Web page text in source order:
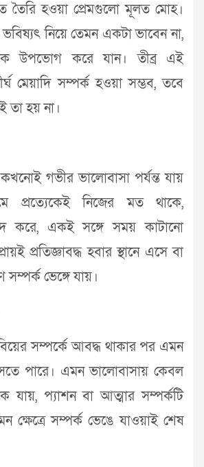
তৈরি হওয়া প্রেমগুলো মূলত মোহ।
নিয়ে তেমন একটা ভাবেন না,
উপভোগ করে যান। তীব্র এই
মেয়াদি সম্পর্ক হওয়া সম্ভব, তবে
তা হয় না।
গভীর ভালোবাসা পর্যন্ত যায়
প্রত্যেকেই নিজের মত থাকে,
করে, একই সঙ্গে সময় কাটানো
প্রতিজ্ঞাবদ্ধ হবার স্থানে এসে বা
ভেঙ্গে যায়।
বিয়ের সম্পর্কে আবদ্ধ থাকার পর এমন
পারে। এমন ভালোবাসায় কেবল
যায়, প্যাশন বা আত্মার সম্পর্কটি
ক্ষেত্রে সম্পর্ক ভেঙে যাওয়াই শেষ